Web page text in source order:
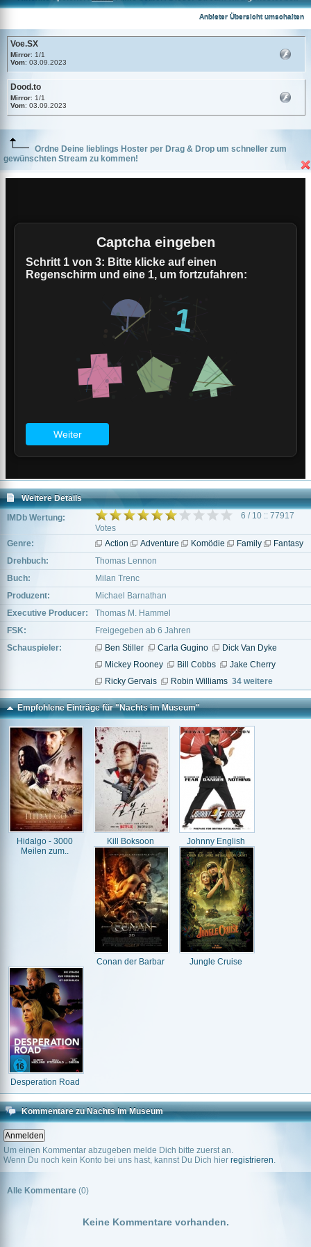
Anbieter Übersicht umschalten
Voe.SX
Mirror: 1/1
Vom: 03.09.2023
Dood.to
Mirror: 1/1
Vom: 03.09.2023
Ordne Deine lieblings Hoster per Drag & Drop um schneller zum
gewünschten Stream zu kommen!
Weitere Details
IMDb Wertung:
6 / 10 :: 77917
Votes
Genre:
Action Adventure Komödie Family
Fantasy
Drehbuch:
Thomas Lennon
Buch:
Milan Trenc
Produzent:
Michael Barnathan
Executive Producer:
Thomas M. Hammel
FSK:
Freigegeben ab 6 Jahren
Schauspieler:
Ben Stiller Carla Gugino
Dick Van Dyke
Mickey Rooney
Bill Cobbs
Jake Cherry
Ricky Gervais
Robin Williams 34 weitere
Empfohlene Einträge für "Nachts im Museum"
Hidalgo - 3000
Meilen zum..
Kill Boksoon Johnny English
Conan der Barbar Jungle Cruise
Desperation Road
Kommentare zu Nachts im Museum
Um einen Kommentar abzugeben melde Dich bitte zuerst an.
Wenn Du noch kein Konto bei uns hast, kannst Du Dich hier registrieren.
Alle Kommentare (0)
Keine Kommentare vorhanden.